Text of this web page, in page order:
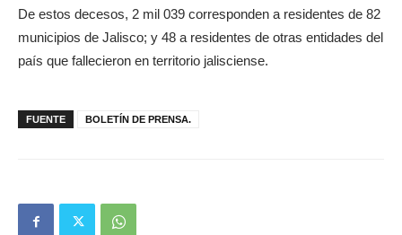
De estos decesos, 2 mil 039 corresponden a residentes de 82
municipios de Jalisco; y 48 a residentes de otras entidades del
país que fallecieron en territorio jalisciense.
FUENTE BOLETÍN DE PRENSA.